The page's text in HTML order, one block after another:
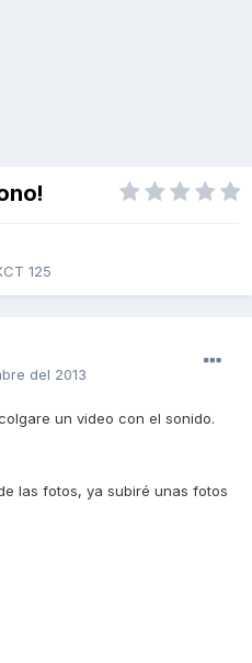
125
del 2013
un video con el sonido.
las fotos, ya subiré unas fotos